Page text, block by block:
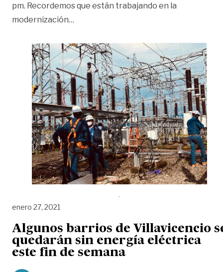
pm. Recordemos que están trabajando en la
modernización…
enero 27, 2021
Algunos barrios de Villavicencio
quedarán sin energía eléctrica
este fin de semana